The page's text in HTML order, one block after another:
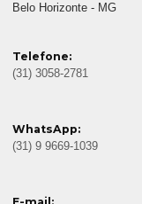
Belo Horizonte - MG
Telefone:
(31) 3058-2781
WhatsApp:
(31) 9 9669-1039